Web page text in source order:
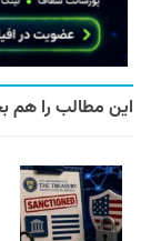
این مطالب را هم